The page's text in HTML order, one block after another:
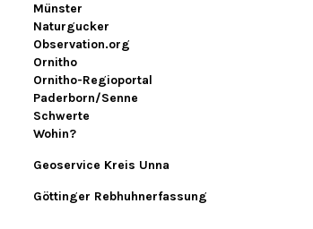
Münster
Naturgucker
Observation.org
Ornitho
Ornitho-Regioportal
Paderborn/Senne
Schwerte
Wohin?
Geoservice Kreis Unna
Göttinger Rebhuhnerfassung